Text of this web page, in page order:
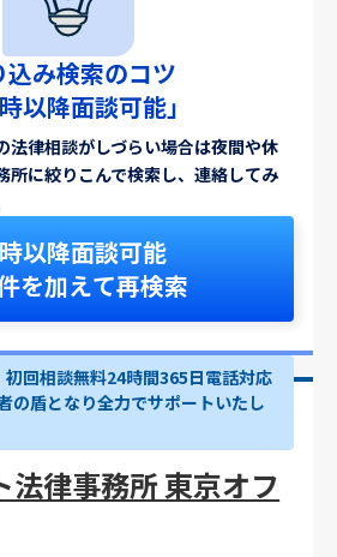
込み検索のコツ
以降面談可能」
法律相談がしづらい場合は夜間や休
所に絞りこんで検索し、連絡してみ
以降面談可能
を加えて再検索
初回相談無料24時間365日電話対応
の盾となり全力でサポートいたし
法律事務所 東京オフ